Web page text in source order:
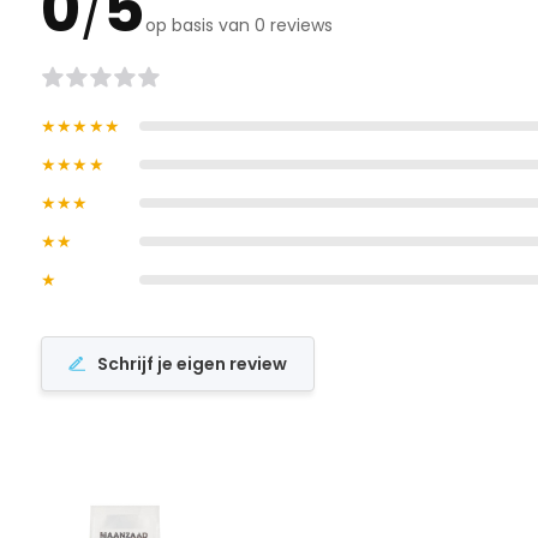
/ op basis van 0 reviews
★★★★★
★★★★
★★★
★★
★
Schrijf je eigen review